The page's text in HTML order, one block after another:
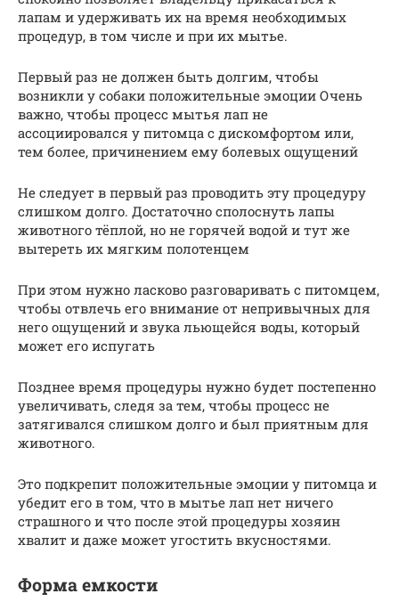
лапам и удерживать их на время необходимых
процедур, в том числе и при их мытье.
Первый раз не должен быть долгим, чтобы
возникли у собаки положительные эмоции Очень
важно, чтобы процесс мытья лап не
ассоциировался у питомца с дискомфортом или,
тем более, причинением ему болевых ощущений
Не следует в первый раз проводить эту процедуру
слишком долго. Достаточно сполоснуть лапы
животного тёплой, но не горячей водой и тут же
вытереть их мягким полотенцем
При этом нужно ласково разговаривать с питомцем,
чтобы отвлечь его внимание от непривычных для
него ощущений и звука льющейся воды, который
может его испугать
Позднее время процедуры нужно будет постепенно
увеличивать, следя за тем, чтобы процесс не
затягивался слишком долго и был приятным для
животного.
Это подкрепит положительные эмоции у питомца и
убедит его в том, что в мытье лап нет ничего
страшного и что после этой процедуры хозяин
хвалит и даже может угостить вкусностями.
Форма емкости